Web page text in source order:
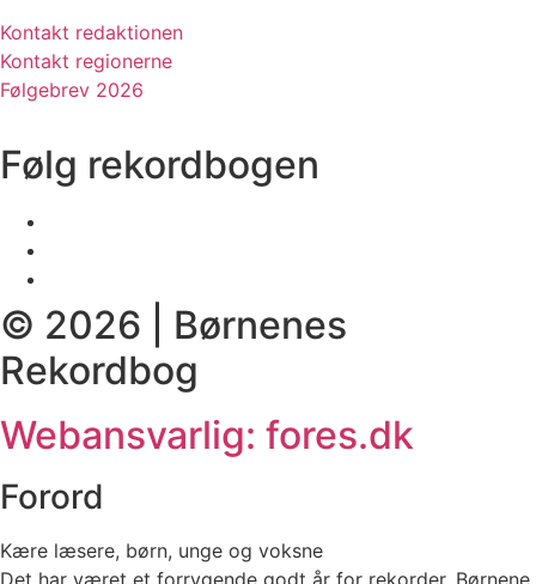
Kontakt redaktionen
Kontakt regionerne
Følgebrev 2026
Følg rekordbogen
© 2026 | Børnenes
Rekordbog
Webansvarlig: fores.dk
Forord
Kære læsere, børn, unge og voksne
Det har været et forrygende godt år for rekorder. Børnene